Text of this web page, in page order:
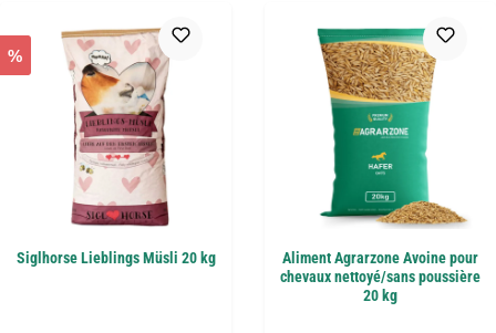
%
Siglhorse Lieblings Müsli 20 kg
Aliment Agrarzone Avoine pour
chevaux nettoyé/sans poussière
20 kg